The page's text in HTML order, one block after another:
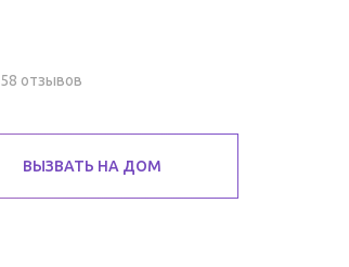
58 отзывов
ВЫЗВАТЬ НА ДОМ